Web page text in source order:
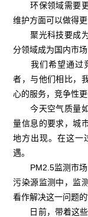
环保领域需要更
维护方面可以做得
聚光科技要成为
分领域成为国内市
我们希望通过竞
者，与他们相比，
心的服务，竞争性更
今天空气质量如
量信息的要求，城
地方出现。在这一
遇。
PM2.5监测市场
污染源监测中，监
看作解决这一问题
日前，带着这些